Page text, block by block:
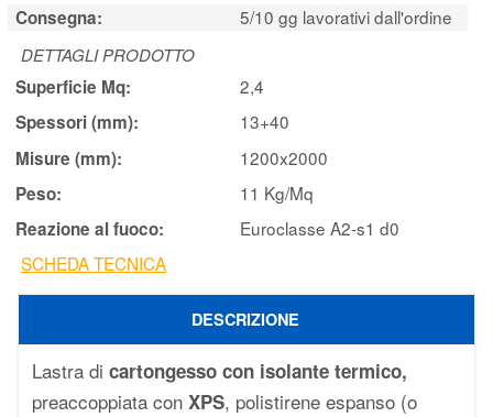
Consegna:
5/10 gg lavorativi dall'ordine
DETTAGLI PRODOTTO
Superficie Mq:
2,4
Spessori (mm):
13+40
Misure (mm):
1200x2000
Peso:
11 Kg/Mq
Reazione al fuoco:
Euroclasse A2-s1 d0
SCHEDA TECNICA
DESCRIZIONE
Lastra dicartongesso con isolante termico,
preaccoppiata conXPS, polistirene espanso (o